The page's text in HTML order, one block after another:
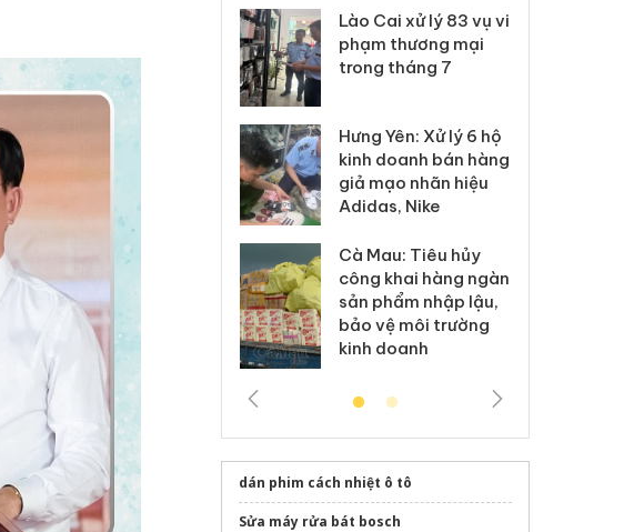
bán yến sào giả
bán bình sữa
An Giang: Đối tượng
chủ mưu đường dây
bán hàng giả tại Phú
Quốc ra đầu thú
Lào Cai xử lý 83 vụ vi
phạm thương mại
trong tháng 7
Hưng Yên: Xử lý 6 hộ
kinh doanh bán hàng
giả mạo nhãn hiệu
Adidas, Nike
Cà Mau: Tiêu hủy
công khai hàng ngàn
sản phẩm nhập lậu,
bảo vệ môi trường
kinh doanh
dán phim cách nhiệt ô tô
Sửa máy rửa bát bosch